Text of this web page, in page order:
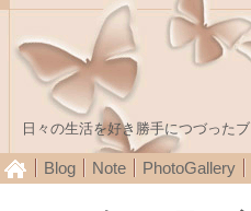
日々の生活を好き勝手につづった
Blog Note PhotoGallery